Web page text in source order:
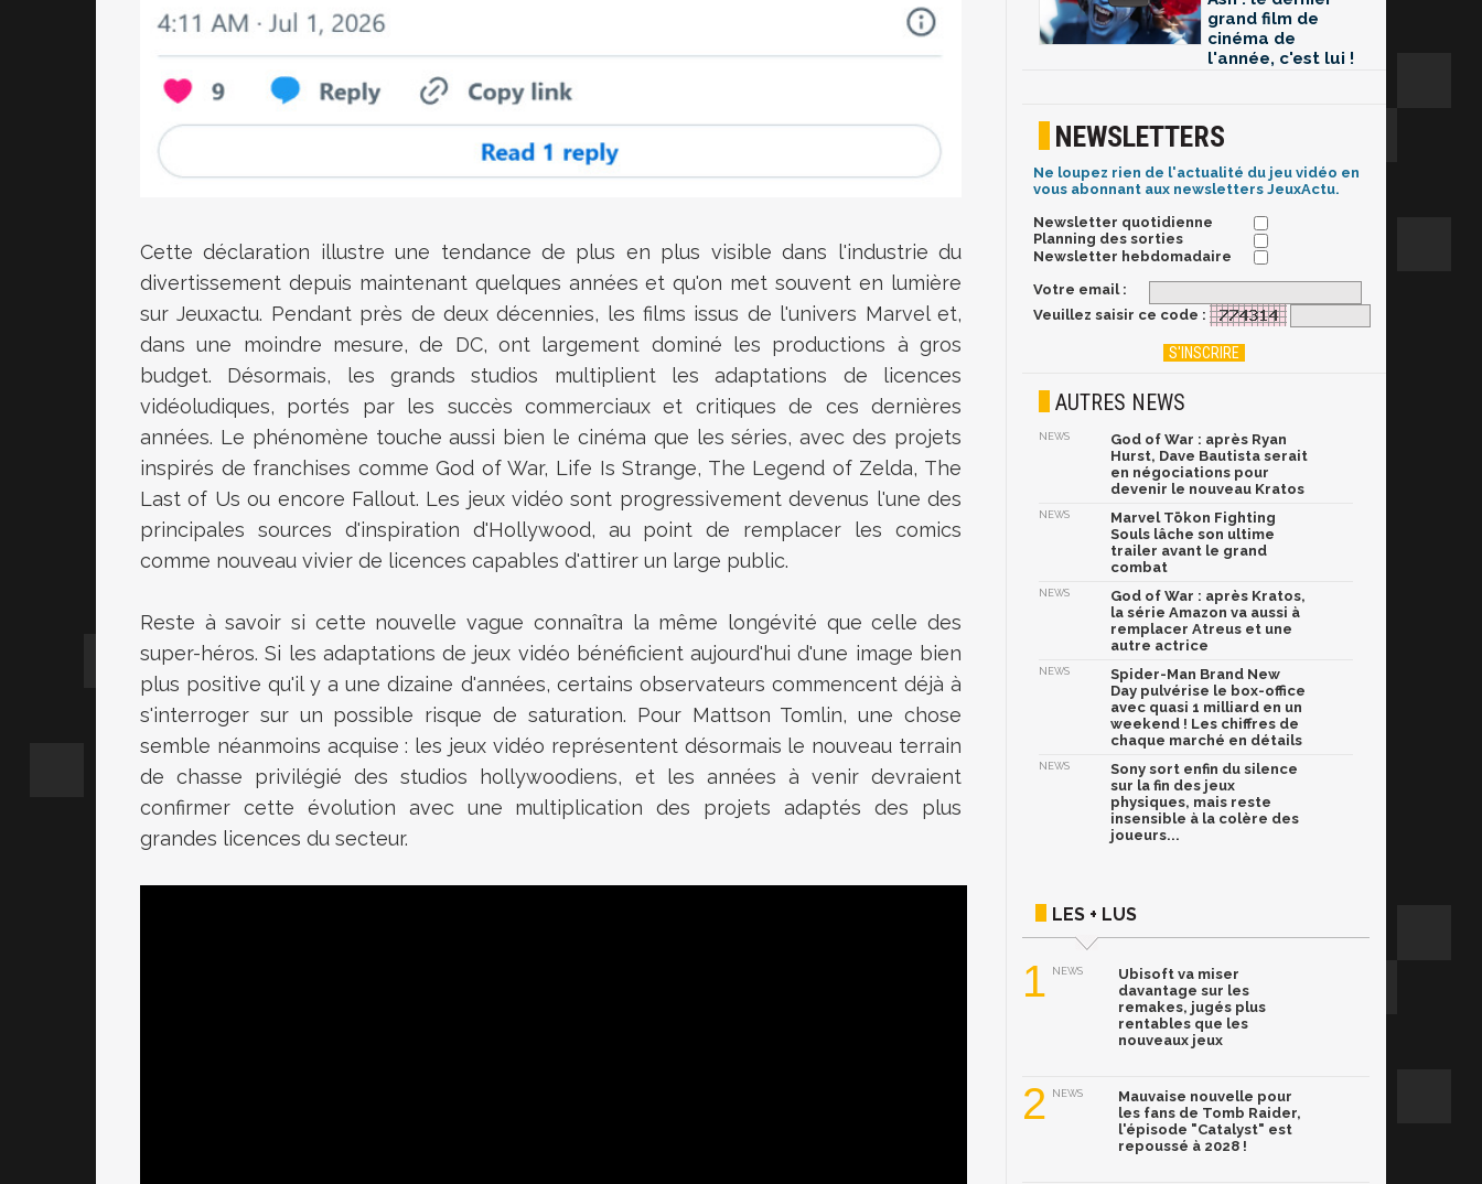
Cette déclaration illustre une tendance de plus en plus visible dans l'industrie du
divertissement depuis maintenant quelques années et qu'on met souvent en lumière
sur Jeuxactu. Pendant près de deux décennies, les films issus de l'univers Marvel et,
dans une moindre mesure, de DC, ont largement dominé les productions à gros
budget. Désormais, les grands studios multiplient les adaptations de licences
vidéoludiques, portés par les succès commerciaux et critiques de ces dernières
années. Le phénomène touche aussi bien le cinéma que les séries, avec des projets
inspirés de franchises comme God of War, Life Is Strange, The Legend of Zelda, The
Last of Us ou encore Fallout. Les jeux vidéo sont progressivement devenus l'une des
principales sources d'inspiration d'Hollywood, au point de remplacer les comics
comme nouveau vivier de licences capables d'attirer un large public.
Reste à savoir si cette nouvelle vague connaîtra la même longévité que celle des
super-héros. Si les adaptations de jeux vidéo bénéficient aujourd'hui d'une image bien
plus positive qu'il y a une dizaine d'années, certains observateurs commencent déjà à
s'interroger sur un possible risque de saturation. Pour Mattson Tomlin, une chose
semble néanmoins acquise : les jeux vidéo représentent désormais le nouveau terrain
de chasse privilégié des studios hollywoodiens, et les années à venir devraient
confirmer cette évolution avec une multiplication des projets adaptés des plus
grandes licences du secteur.
grand film de
cinéma de
l'année, c'est lui !
NEWSLETTERS
Ne loupez rien de l'actualité du jeu vidéo en
vous abonnant aux newsletters JeuxActu.
Newsletter quotidienne
Planning des sorties
Newsletter hebdomadaire
Votre email :
Veuillez saisir ce code :
AUTRES NEWS
NEWS
God of War : après Ryan
Hurst, Dave Bautista serait
en négociations pour
devenir le nouveau Kratos
NEWS
Marvel Tōkon Fighting
Souls lâche son ultime
trailer avant le grand
combat
NEWS
God of War : après Kratos,
la série Amazon va aussi à
remplacer Atreus et une
autre actrice
NEWS
Spider-Man Brand New
Day pulvérise le box-office
avec quasi 1 milliard en un
weekend ! Les chiffres de
chaque marché en détails
NEWS
Sony sort enfin du silence
sur la fin des jeux
physiques, mais reste
insensible à la colère des
joueurs...
LES + LUS
1 NEWS
Ubisoft va miser
davantage sur les
remakes, jugés plus
rentables que les
nouveaux jeux
2 NEWS
Mauvaise nouvelle pour
les fans de Tomb Raider,
l'épisode "Catalyst" est
repoussé à 2028 !